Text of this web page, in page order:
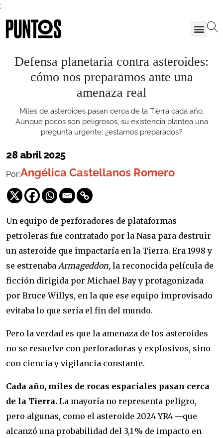
;
Defensa planetaria contra asteroides:
cómo nos preparamos ante una
amenaza real
Miles de asteroides pasan cerca de la Tierra cada año.
Aunque pocos son peligrosos, su existencia plantea una
pregunta urgente: ¿estamos preparados?
28 abril 2025
Por:Angélica Castellanos Romero
Un equipo de perforadores de plataformas
petroleras fue contratado por la Nasa para destruir
un asteroide que impactaría en la Tierra. Era 1998 y
se estrenaba Armageddon, la reconocida película de
ficción dirigida por Michael Bay y protagonizada
por Bruce Willys, en la que ese equipo improvisado
evitaba lo que sería el fin del mundo.
Pero la verdad es que la amenaza de los asteroides
no se resuelve con perforadoras y explosivos, sino
con ciencia y vigilancia constante.
Cada año, miles de rocas espaciales pasan cerca
de la Tierra. La mayoría no representa peligro,
pero algunas, como el asteroide 2024 YR4 —que
alcanzó una probabilidad del 3,1 % de impacto en